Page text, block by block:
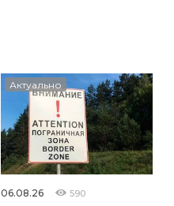
Актуально
06.08.26 590